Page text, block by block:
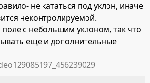
не кататься под уклон, иначе
неконтролируемой.
поле с небольшим уклоном, так что
еще и дополнительные